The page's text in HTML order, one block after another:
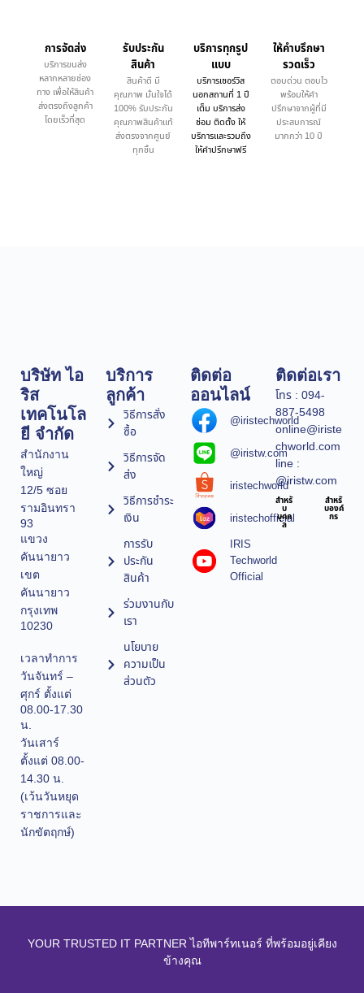
การจัดส่ง
บริการขนส่ง
หลากหลายช่อง
ทาง เพื่อให้สินค้า
ส่งตรงถึงลูกค้า
โดยเร็วที่สุด
รับประกัน
สินค้า
สินค้าดี มี
คุณภาพ มั่นใจได้
100% รับประกัน
คุณภาพสินค้าแท้
ส่งตรงจากศูนย์
ทุกชิ้น
บริการทุกรูป
แบบ
บริการเซอร์วิส
นอกสถานที่ 1 ปี
เต็ม บริการส่ง
ซ่อม ติดตั้ง ให้
บริการและรวมถึง
ให้คำปรึกษาฟรี
ให้คำบรึกษา
รวดเร็ว
ตอบด่วน ตอบไว
พร้อมให้คำ
ปรึกษาจากผู้ที่มี
ประสบการณ์
มากกว่า 10 ปี
บริษัท ไอ
ริส
เทคโนโล
ยี จำกัด
สำนักงาน
ใหญ่
12/5 ซอย
รามอินทรา
93
แขวง
คันนายาว
เขต
คันนายาว
กรุงเทพ
10230
เวลาทำการ
วันจันทร์ –
ศุกร์ ตั้งแต่
08.00-17.30
น.
วันเสาร์
ตั้งแต่ 08.00-
14.30 น.
(เว้นวันหยุด
ราชการและ
นักขัตฤกษ์)
บริการ
ลูกค้า
วิธีการสั่ง
ซื้อ
วิธีการจัด
ส่ง
วิธีการชำระ
เงิน
การรับ
ประกัน
สินค้า
ร่วมงานกับ
เรา
นโยบาย
ความเป็น
ส่วนตัว
ติดต่อ
ออนไลน์
@iristechworld
@iristw.com
iristechworld
iristechofficial
IRIS
Techworld
Official
ติดต่อเรา
โทร : 094-
887-5498
online@iriste
chworld.com
line :
@iristw.com
สำหรั
บ
บุคค
ล
สำหรั
บองค์
กร
YOUR TRUSTED IT PARTNER ไอทีพาร์ทเนอร์ ที่พร้อมอยู่เคียง
ข้างคุณ